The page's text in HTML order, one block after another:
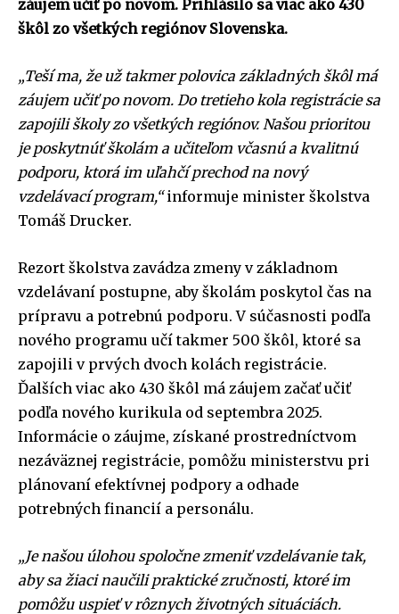
záujem učiť po novom. Prihlásilo sa viac ako 430
škôl zo všetkých regiónov Slovenska.
„Teší ma, že už takmer polovica základných škôl má
záujem učiť po novom. Do tretieho kola registrácie sa
zapojili školy zo všetkých regiónov. Našou prioritou
je poskytnúť školám a učiteľom včasnú a kvalitnú
podporu, ktorá im uľahčí prechod na nový
vzdelávací program,“informuje minister školstva
Tomáš Drucker.
Rezort školstva zavádza zmeny v základnom
vzdelávaní postupne, aby školám poskytol čas na
prípravu a potrebnú podporu. V súčasnosti podľa
nového programu učí takmer 500 škôl, ktoré sa
zapojili v prvých dvoch kolách registrácie.
Ďalších viac ako 430 škôl má záujem začať učiť
podľa nového kurikula od septembra 2025.
Informácie o záujme, získané prostredníctvom
nezáväznej registrácie, pomôžu ministerstvu pri
plánovaní efektívnej podpory a odhade
potrebných financií a personálu.
„Je našou úlohou spoločne zmeniť vzdelávanie tak,
aby sa žiaci naučili praktické zručnosti, ktoré im
pomôžu uspieť v rôznych životných situáciách.